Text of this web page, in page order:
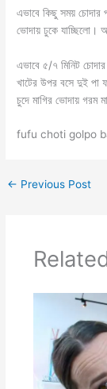
এভাবে কিছু সময় চোদার
ভোদায় ঢুকে যাচ্ছিলো।
এভাবে ৫/৭ মিনিট
খাটের উপর বসে দুই পা
চুদে মাগির ভোদায় গরম
fufu choti golpo
← Previous Post